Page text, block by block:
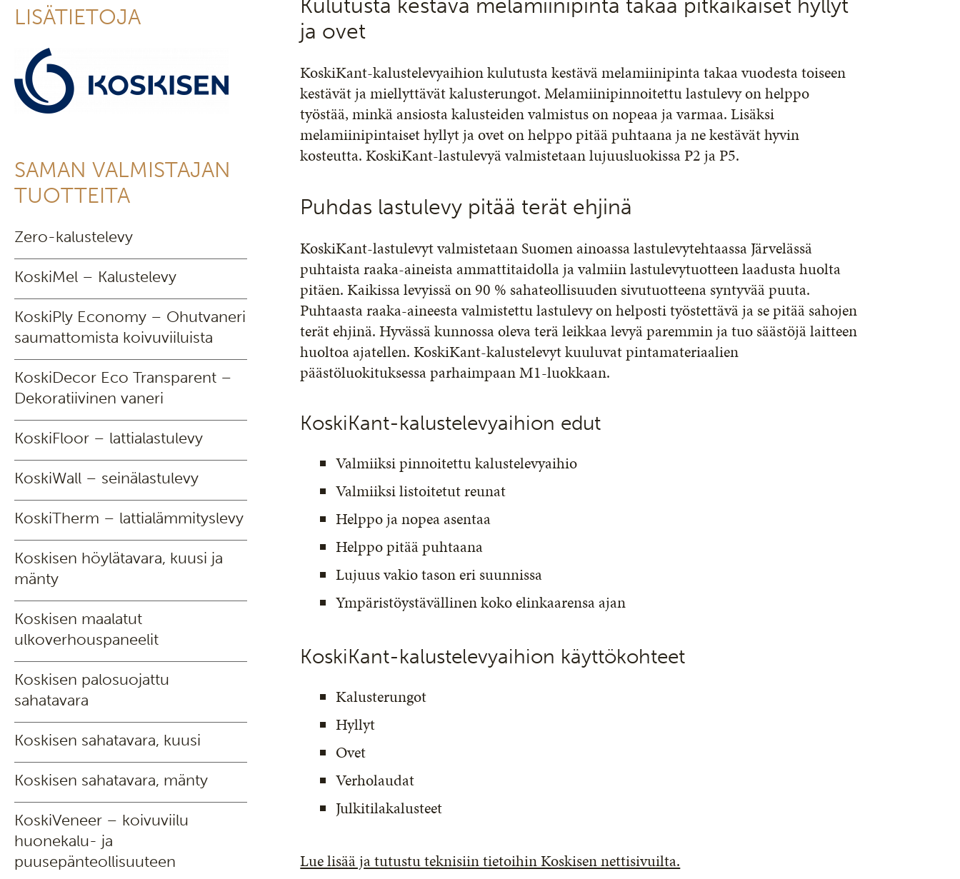
LISÄTIETOJA
SAMAN VALMISTAJAN
TUOTTEITA
Zero-kalustelevy
KoskiMel – Kalustelevy
KoskiPly Economy – Ohutvaneri
saumattomista koivuviiluista
KoskiDecor Eco Transparent –
Dekoratiivinen vaneri
KoskiFloor – lattialastulevy
KoskiWall – seinälastulevy
KoskiTherm – lattialämmityslevy
Koskisen höylätavara, kuusi ja
mänty
Koskisen maalatut
ulkoverhouspaneelit
Koskisen palosuojattu
sahatavara
Koskisen sahatavara, kuusi
Koskisen sahatavara, mänty
KoskiVeneer – koivuviilu
huonekalu- ja
puusepänteollisuuteen
Kulutusta kestävä melamiinipinta takaa pitkäikäiset hyllyt
ja ovet
KoskiKant-kalustelevyaihion kulutusta kestävä melamiinipinta takaa vuodesta toiseen
kestävät ja miellyttävät kalusterungot. Melamiinipinnoitettu lastulevy on helppo
työstää, minkä ansiosta kalusteiden valmistus on nopeaa ja varmaa. Lisäksi
melamiinipintaiset hyllyt ja ovet on helppo pitää puhtaana ja ne kestävät hyvin
kosteutta. KoskiKant-lastulevyä valmistetaan lujuusluokissa P2 ja P5.
Puhdas lastulevy pitää terät ehjinä
KoskiKant-lastulevyt valmistetaan Suomen ainoassa lastulevytehtaassa Järvelässä
puhtaista raaka-aineista ammattitaidolla ja valmiin lastulevytuotteen laadusta huolta
pitäen. Kaikissa levyissä on 90 % sahateollisuuden sivutuotteena syntyvää puuta.
Puhtaasta raaka-aineesta valmistettu lastulevy on helposti työstettävä ja se pitää sahojen
terät ehjinä. Hyvässä kunnossa oleva terä leikkaa levyä paremmin ja tuo säästöjä laitteen
huoltoa ajatellen. KoskiKant-kalustelevyt kuuluvat pintamateriaalien
päästöluokituksessa parhaimpaan M1-luokkaan.
KoskiKant-kalustelevyaihion edut
Valmiiksi pinnoitettu kalustelevyaihio
Valmiiksi listoitetut reunat
Helppo ja nopea asentaa
Helppo pitää puhtaana
Lujuus vakio tason eri suunnissa
Ympäristöystävällinen koko elinkaarensa ajan
KoskiKant-kalustelevyaihion käyttökohteet
Kalusterungot
Hyllyt
Ovet
Verholaudat
Julkitilakalusteet
Lue lisää ja tutustu teknisiin tietoihin Koskisen nettisivuilta.